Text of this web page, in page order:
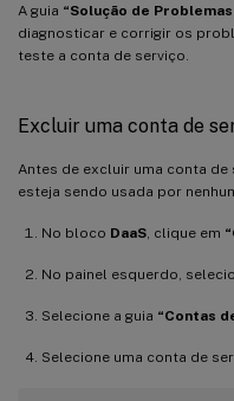
A guia “Solução de
diagnosticar e corrigir os
teste a conta de serviço.
Excluir uma conta de
Antes de excluir uma conta
esteja sendo usada por
No bloco DaaS , clique em
No painel esquerdo,
Selecione a guia “Contas
Selecione uma conta de